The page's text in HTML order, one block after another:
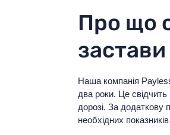
Про що
застави
Наша компанія
два роки. Це свідчить
дорозі. За додаткову
необхідних